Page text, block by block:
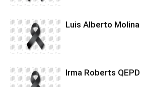
Luis Alberto Molina
Irma Roberts QEPD